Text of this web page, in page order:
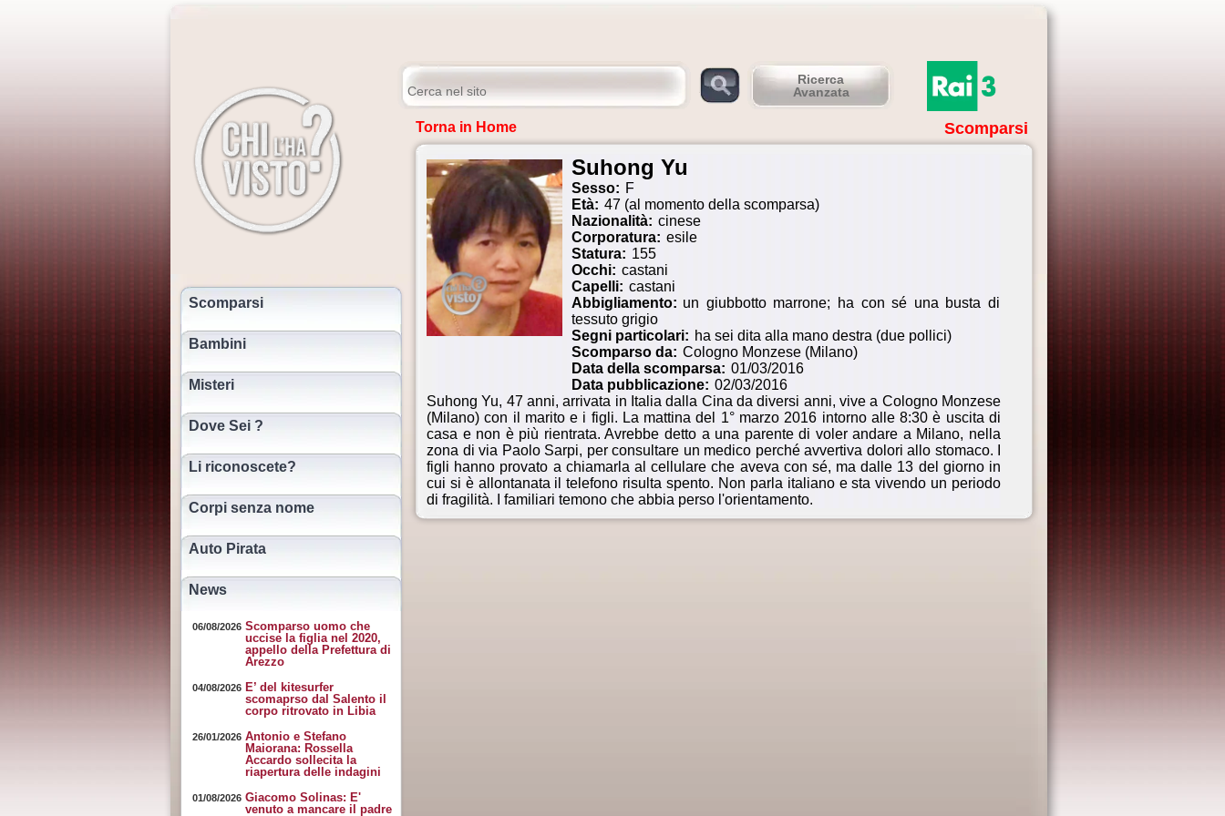
Ricerca
Avanzata
Scomparsi
Bambini
Misteri
Dove Sei ?
Li riconoscete?
Corpi senza nome
Auto Pirata
News
06/08/2026 Scomparso uomo che
uccise la figlia nel 2020,
appello della Prefettura di
Arezzo
04/08/2026 E’ del kitesurfer
scomaprso dal Salento il
corpo ritrovato in Libia
26/01/2026 Antonio e Stefano
Maiorana: Rossella
Accardo sollecita la
riapertura delle indagini
01/08/2026 Giacomo Solinas: E'
venuto a mancare il padre
Torna in Home Scomparsi
Suhong Yu
Sesso: F
Età: 47 (al momento della scomparsa)
Nazionalità: cinese
Corporatura: esile
Statura: 155
Occhi: castani
Capelli: castani
Abbigliamento: un giubbotto marrone; ha con sé una busta di
tessuto grigio
Segni particolari: ha sei dita alla mano destra (due pollici)
Scomparso da: Cologno Monzese (Milano)
Data della scomparsa: 01/03/2016
Data pubblicazione: 02/03/2016
Suhong Yu, 47 anni, arrivata in Italia dalla Cina da diversi anni, vive a Cologno Monzese
(Milano) con il marito e i figli. La mattina del 1° marzo 2016 intorno alle 8:30 è uscita di
casa e non è più rientrata. Avrebbe detto a una parente di voler andare a Milano, nella
zona di via Paolo Sarpi, per consultare un medico perché avvertiva dolori allo stomaco. I
figli hanno provato a chiamarla al cellulare che aveva con sé, ma dalle 13 del giorno in
cui si è allontanata il telefono risulta spento. Non parla italiano e sta vivendo un periodo
di fragilità. I familiari temono che abbia perso l'orientamento.